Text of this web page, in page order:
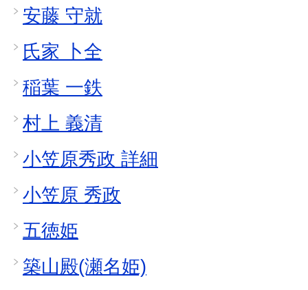
安藤 守就
氏家 卜全
稲葉 一鉄
村上 義清
小笠原秀政 詳細
小笠原 秀政
五徳姫
築山殿(瀬名姫)